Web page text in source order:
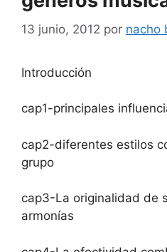
13 junio, 2012 por nacho
Introducción
cap1-principales
cap2-diferentes estilos
grupo
cap3-La originalidad de
armonías